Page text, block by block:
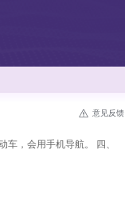
意见反馈
，会用手机导航。 四、